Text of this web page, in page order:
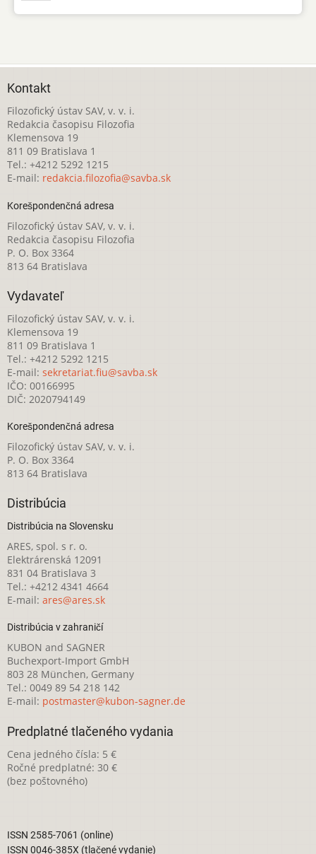
Kontakt
Filozofický ústav SAV, v. v. i.
Redakcia časopisu Filozofia
Klemensova 19
811 09 Bratislava 1
Tel.: +4212 5292 1215
E-mail: redakcia.filozofia@savba.sk
Korešpondenčná adresa
Filozofický ústav SAV, v. v. i.
Redakcia časopisu Filozofia
P. O. Box 3364
813 64 Bratislava
Vydavateľ
Filozofický ústav SAV, v. v. i.
Klemensova 19
811 09 Bratislava 1
Tel.: +4212 5292 1215
E-mail: sekretariat.fiu@savba.sk
IČO: 00166995
DIČ: 2020794149
Korešpondenčná adresa
Filozofický ústav SAV, v. v. i.
P. O. Box 3364
813 64 Bratislava
Distribúcia
Distribúcia na Slovensku
ARES, spol. s r. o.
Elektrárenská 12091
831 04 Bratislava 3
Tel.: +4212 4341 4664
E-mail: ares@ares.sk
Distribúcia v zahraničí
KUBON and SAGNER
Buchexport-Import GmbH
803 28 München, Germany
Tel.: 0049 89 54 218 142
E-mail: postmaster@kubon-sagner.de
Predplatné tlačeného vydania
Cena jedného čísla: 5 €
Ročné predplatné: 30 €
(bez poštovného)
ISSN 2585-7061 (online)
ISSN 0046-385X (tlačené vydanie)